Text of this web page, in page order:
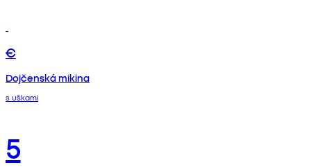
€
Dojčenská mikina
s uškami
5